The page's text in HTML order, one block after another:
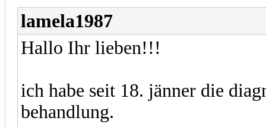
lamela1987
Hallo Ihr lieben!!!
ich habe seit 18. jänner die
behandlung.